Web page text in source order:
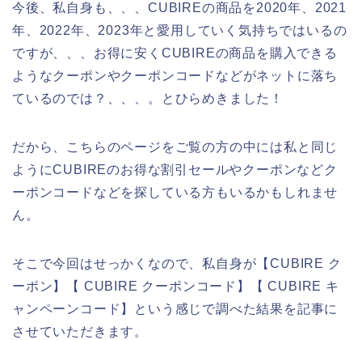
今後、私自身も、、、CUBIREの商品を2020年、2021
年、2022年、2023年と愛用していく気持ちではいるの
ですが、、、お得に安くCUBIREの商品を購入できる
ようなクーポンやクーポンコードなどがネットに落ち
ているのでは？、、、。とひらめきました！
だから、こちらのページをご覧の方の中には私と同じ
ようにCUBIREのお得な割引セールやクーポンなどク
ーポンコードなどを探している方もいるかもしれませ
ん。
そこで今回はせっかくなので、私自身が【CUBIRE ク
ーポン】【 CUBIRE クーポンコード】【 CUBIRE キ
ャンペーンコード】という感じで調べた結果を記事に
させていただきます。